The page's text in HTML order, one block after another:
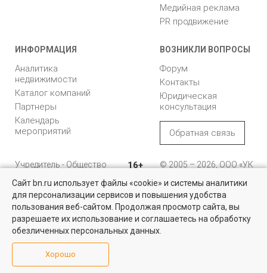
Медийная реклама
PR продвижение
ИНФОРМАЦИЯ
Аналитика
недвижимости
Каталог компаний
Партнеры
Календарь
мероприятий
ВОЗНИКЛИ ВОПРОСЫ
Форум
Контакты
Юридическая
консультация
Обратная связь
Учредитель - Общество
ответственностью
"Управляющая
компания "Бюллетень
недвижимости"
16+
© 2005 – 2026, ООО «УК
196105, Санкт-
Петербург, пр. Юрия
Гагарина, 1
8 (812) 331-93-56
reklama@bn.ru
Сайт bn.ru использует файлы «cookie» и системы аналитики
для персонализации сервисов и повышения удобства
пользования веб-сайтом. Продолжая просмотр сайта, вы
разрешаете их использование и соглашаетесь на обработку
обезличенных персональных данных.
Хорошо